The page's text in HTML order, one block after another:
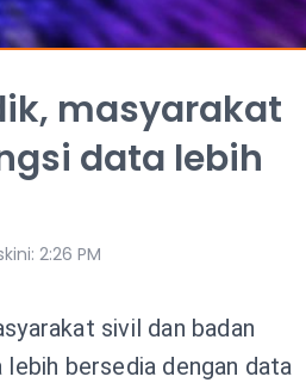
masyarakat
data lebih
: 2:26 PM
sivil dan badan
bersedia dengan data